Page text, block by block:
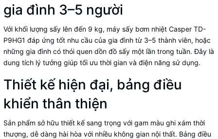
gia đình 3–5 người
Với khối lượng sấy lên đến 9 kg, máy sấy bơm nhiệt Casper TD-
P9HG1 đáp ứng tốt nhu cầu của gia đình từ 3–5 thành viên, hoặc
những gia đình có thói quen dồn đồ sấy một lần trong tuần. Đây là
dung tích lý tưởng giúp tối ưu thời gian và điện năng sử dụng.
Thiết kế hiện đại, bảng điều
khiển thân thiện
Sản phẩm sở hữu thiết kế sang trọng với gam màu ghi xám thời
thượng, dễ dàng hài hòa với nhiều không gian nội thất. Bảng điều